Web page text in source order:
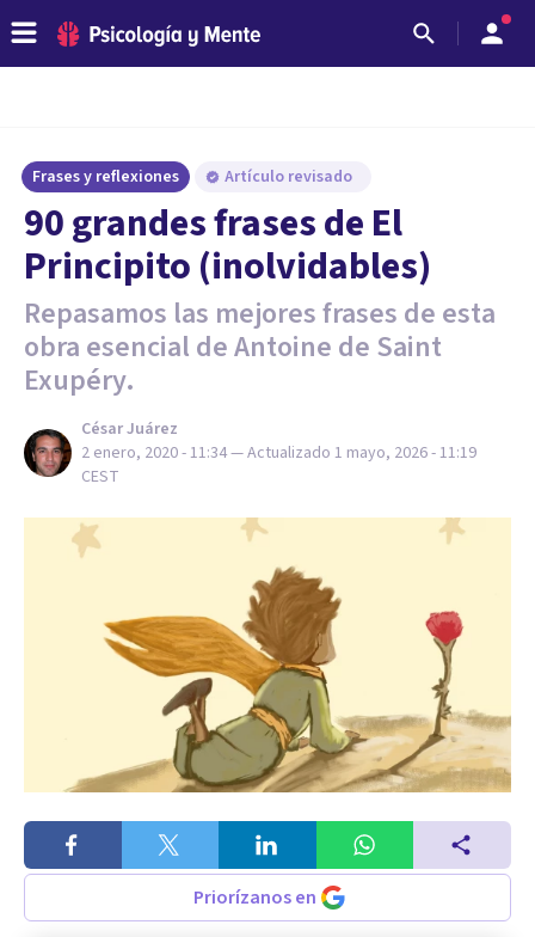
Frases y reflexiones Artículo revisado
90 grandes frases de El
Principito (inolvidables)
Repasamos las mejores frases de esta
obra esencial de Antoine de Saint
Exupéry.
César Juárez
2 enero, 2020 - 11:34— Actualizado 1 mayo, 2026 - 11:19
CEST
Priorízanos en